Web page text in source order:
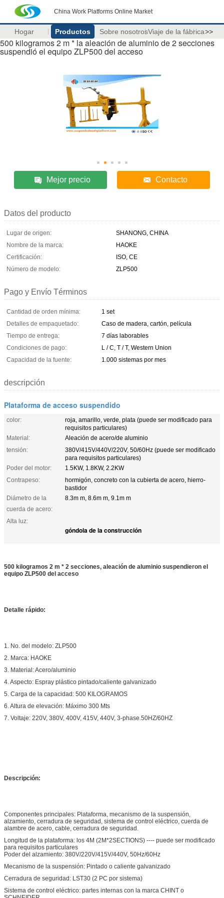
China Work Platforms Online Market
Hogar Productos Sobre nosotrosViaje de la fábrica>>
500 kilogramos 2 m * la aleación de aluminio de 2 secciones
suspendió el equipo ZLP500 del acceso
Mejor precio Contacto
Datos del producto
Lugar de origen:
SHANONG, CHINA
Nombre de la marca:
HAOKE
Certificación:
ISO, CE
Número de modelo:
ZLP500
Pago y Envío Términos
Cantidad de orden mínima:
1 set
Detalles de empaquetado:
Caso de madera, cartón, película
Tiempo de entrega:
7 días laborables
Condiciones de pago:
L / C, T / T, Western Union
Capacidad de la fuente:
1.000 sistemas por mes
descripción
Plataforma de acceso suspendido
color:
roja, amarillo, verde, plata (puede ser modificado para
requisitos particulares)
Material:
Aleación de acero/de aluminio
tensión:
380V/415V/440V/220V, 50/60Hz (puede ser modificado
para requisitos particulares)
Poder del motor:
1.5KW, 1.8KW, 2.2KW
Contrapeso:
hormigón, concreto con la cubierta de acero, hierro-
bastidor
Diámetro de la
cuerda de acero:
8.3m m, 8.6m m, 9.1m m
Alta luz:
góndola de la construcción
500 kilogramos 2 m * 2 secciones, aleación de aluminio suspendieron el
equipo ZLP500 del acceso
Detalle rápido:
1. No. del modelo: ZLP500
2. Marca: HAOKE
3. Material: Acero/aluminio
4. Aspecto: Espray plástico pintado/caliente galvanizado
5. Carga de la capacidad: 500 KILOGRAMOS
6. Altura de elevación: Máximo 300 Mts
7. Voltaje: 220V, 380V, 400V, 415V, 440V, 3-phase.50HZ/60HZ
Descripción:
Componentes principales: Plataforma, mecanismo de la suspensión,
alzamiento, cerradura de seguridad, sistema de control eléctrico, cuerda de
alambre de acero, cable, cerradura de seguridad.
Longitud de la plataforma: los 4M (2M*2SECTIONS) ---- puede ser modificado
para requisitos particulares
Poder del alzamiento: 380V/220V/415V/440V, 50Hz/60Hz
Mecanismo de la suspensión: Pintado o caliente galvanizado
Cerradura de seguridad: LST30 (2 PC por sistema)
Sistema de control eléctrico: partes internas con la marca CHINT o